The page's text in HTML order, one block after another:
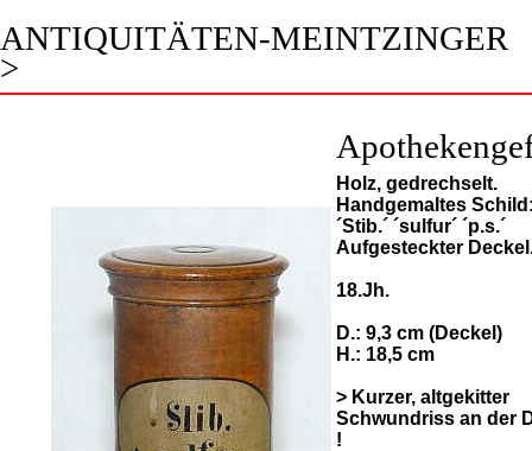
ANTIQUITÄTEN-MEINTZINGER
>
Holz, gedrechselt.
Handgemaltes
´Stib.´ ´sulfur´ ´p.s.´
Aufgesteckter
18.Jh.
D.: 9,3 cm (Deckel)
H.: 18,5 cm
> Kurzer, altgekitter
Schwundriss an der
!